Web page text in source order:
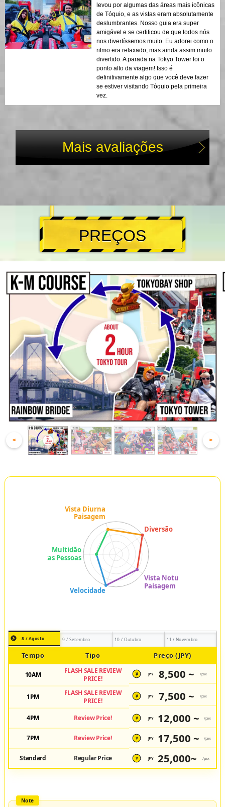
levou por algumas das áreas mais icônicas
de Tóquio, e as vistas eram absolutamente
deslumbrantes. Nosso guia era super
amigável e se certificou de que todos nós
nos divertíssemos muito. Eu adorei como o
ritmo era relaxado, mas ainda assim muito
divertido. A parada na Tokyo Tower foi o
ponto alto da viagem! Isso é
definitivamente algo que você deve fazer
se estiver visitando Tóquio pela primeira
vez.
Mais avaliações
PREÇOS
< >
8 / Agosto 9 / Setembro 10 / Outubro 11 / Novembro
Tempo Tipo Preço (JPY)
10AM
FLASH SALE REVIEW
PRICE!
¥ JPY 8,500 ~ /pax
1PM
FLASH SALE REVIEW
PRICE!
¥ JPY 7,500 ~ /pax
4PM Review Price! ¥ JPY 12,000 ~ /pax
7PM Review Price! ¥ JPY 17,500 ~ /pax
Standard Regular Price ¥ JPY 25,000~ /pax